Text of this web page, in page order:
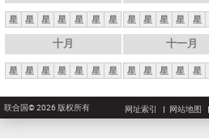
星 星 星 星 星 星 星 星 星 星 星 星
十月
星 星 星 星 星 星 星
十一月
星 星 星 星 星
联合国© 2026 版权所有 网址索引 网站地图